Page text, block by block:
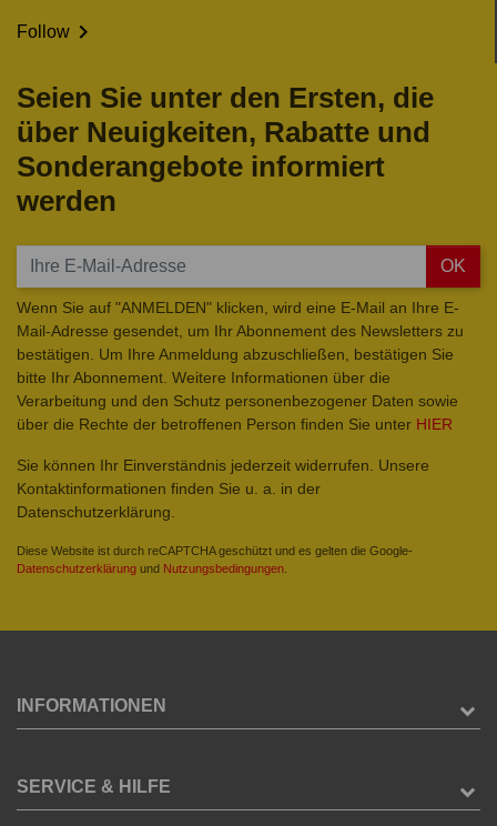
Follow 
Seien Sie unter den Ersten, die
über Neuigkeiten, Rabatte und
Sonderangebote informiert
werden
OK
Wenn Sie auf "ANMELDEN" klicken, wird eine E-Mail an Ihre E-
Mail-Adresse gesendet, um Ihr Abonnement des Newsletters zu
bestätigen. Um Ihre Anmeldung abzuschließen, bestätigen Sie
bitte Ihr Abonnement. Weitere Informationen über die
Verarbeitung und den Schutz personenbezogener Daten sowie
über die Rechte der betroffenen Person finden Sie unter HIER
Sie können Ihr Einverständnis jederzeit widerrufen. Unsere
Kontaktinformationen finden Sie u. a. in der
Datenschutzerklärung.
Diese Website ist durch reCAPTCHA geschützt und es gelten die Google-
Datenschutzerklärung und Nutzungsbedingungen
INFORMATIONEN
SERVICE & HILFE